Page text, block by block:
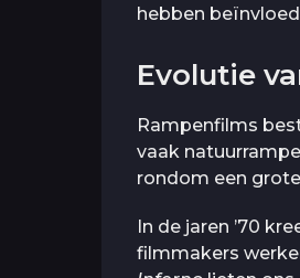
hebben
Evolutie
Rampenfilms
vaak
rondom een
In de jaren ’70
filmmakers